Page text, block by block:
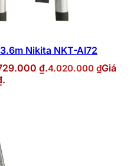
Nikita NKT-AI72
₫.4.020.000 ₫Giá